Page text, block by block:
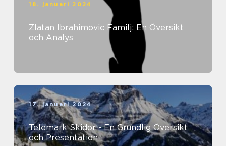
18. januari 2024
Zlatan Ibrahimovic Familj: En Översikt
och Analys
17. januari 2024
Telemark Skidor - En Grundlig Översikt
och Presentation